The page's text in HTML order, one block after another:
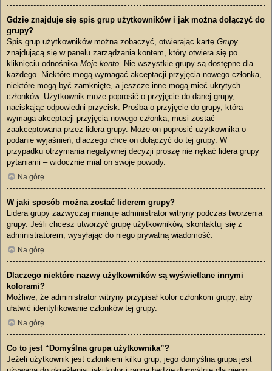
Gdzie znajduje się spis grup użytkowników i jak można dołączyć do
grupy?
Spis grup użytkowników można zobaczyć, otwierając kartę Grupy
znajdującą się w panelu zarządzania kontem, który otwiera się po
kliknięciu odnośnika Moje konto. Nie wszystkie grupy są dostępne dla
każdego. Niektóre mogą wymagać akceptacji przyjęcia nowego członka,
niektóre mogą być zamknięte, a jeszcze inne mogą mieć ukrytych
członków. Użytkownik może poprosić o przyjęcie do danej grupy,
naciskając odpowiedni przycisk. Prośba o przyjęcie do grupy, która
wymaga akceptacji przyjęcia nowego członka, musi zostać
zaakceptowana przez lidera grupy. Może on poprosić użytkownika o
podanie wyjaśnień, dlaczego chce on dołączyć do tej grupy. W
przypadku otrzymania negatywnej decyzji proszę nie nękać lidera grupy
pytaniami – widocznie miał on swoje powody.
Na górę
W jaki sposób można zostać liderem grupy?
Lidera grupy zazwyczaj mianuje administrator witryny podczas tworzenia
grupy. Jeśli chcesz utworzyć grupę użytkowników, skontaktuj się z
administratorem, wysyłając do niego prywatną wiadomość.
Na górę
Dlaczego niektóre nazwy użytkowników są wyświetlane innymi
kolorami?
Możliwe, że administrator witryny przypisał kolor członkom grupy, aby
ułatwić identyfikowanie członków tej grupy.
Na górę
Co to jest “Domyślna grupa użytkownika”?
Jeżeli użytkownik jest członkiem kilku grup, jego domyślna grupa jest